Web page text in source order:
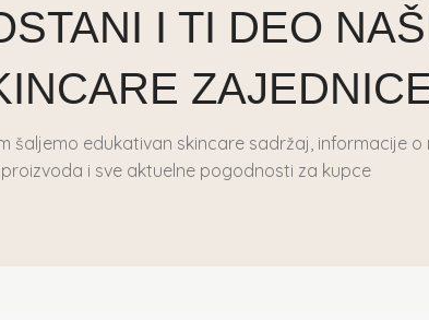
I TI DEO
šaljemo edukativan skincare sadržaj, informacije o
i sve aktuelne pogodnosti za kupce